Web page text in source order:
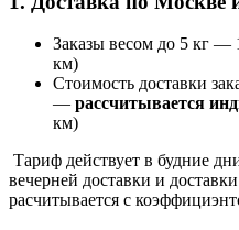
Заказы весом до 5 кг —
км)
Стоимость доставки
— рассчитывается
км)
Тариф действует в будние
вечерней доставки и
расчитывается с